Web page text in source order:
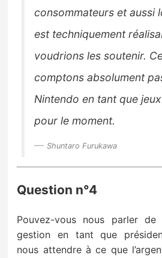
consommateurs et aussi
est techniquement
voudrions les soutenir.
comptons absolument
Nintendo en tant que
pour le moment.
Shuntaro Furukawa
Question n°4
Pouvez-vous nous parler
gestion en tant que
nous attendre à ce que